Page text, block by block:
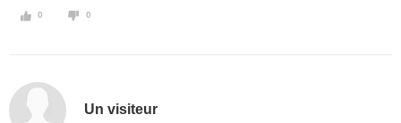
0 0
Un visiteur